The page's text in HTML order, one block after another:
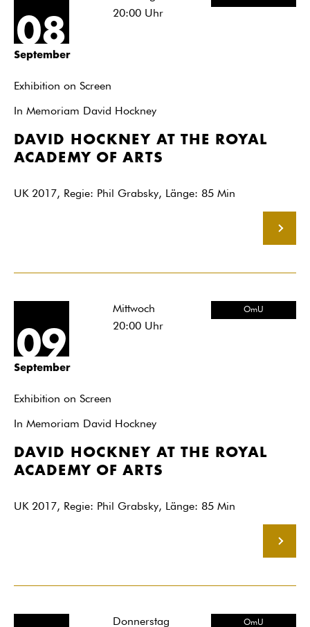
08
September
20:00Uhr
Exhibition on Screen
In Memoriam David Hockney
DAVID HOCKNEY AT THE ROYAL
ACADEMY OF ARTS
UK 2017, Regie: Phil Grabsky, Länge: 85 Min
09
September
Mittwoch
20:00Uhr
OmU
Exhibition on Screen
In Memoriam David Hockney
DAVID HOCKNEY AT THE ROYAL
ACADEMY OF ARTS
UK 2017, Regie: Phil Grabsky, Länge: 85 Min
Donnerstag
OmU